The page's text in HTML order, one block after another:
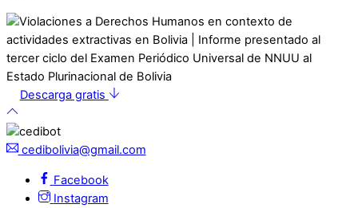
Descarga gratis
cedibolivia@gmail.com
Facebook
Instagram